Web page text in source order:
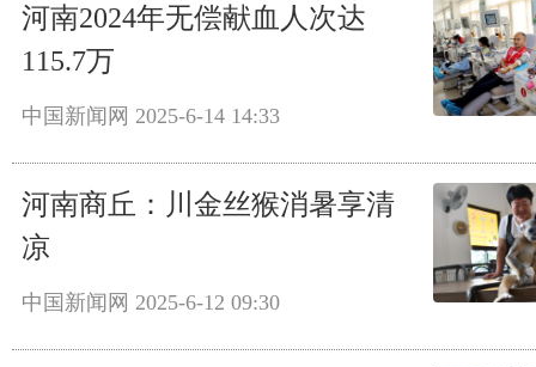
河南2024年无偿献血人次达
115.7万
中国新闻网 2025-6-14 14:33
河南商丘：川金丝猴消暑享清
凉
中国新闻网 2025-6-12 09:30